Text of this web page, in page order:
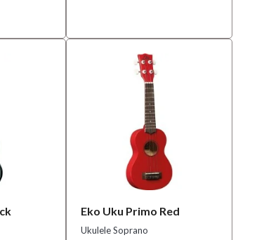
Eko Uku Primo Red
Ukulele Soprano